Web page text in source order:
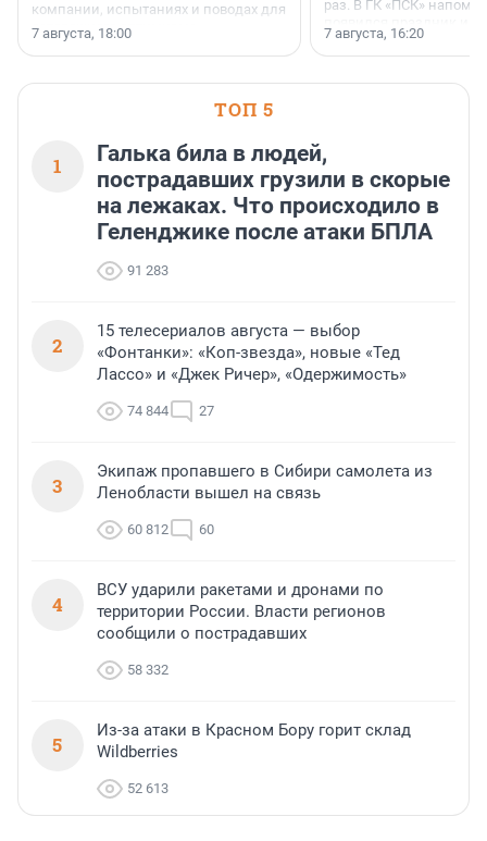
компании, испытаниях и поводах для
осторожного оптимизма.
7 августа, 18:00
раз. В ГК «ПСК»
поменялась роль
7 августа, 16:20
ТОП 5
1
Галька била в людей,
пострадавших грузили в скорые
на лежаках. Что происходило в
Геленджике после атаки БПЛА
91 283
2
15 телесериалов августа — выбор
«Фонтанки»: «Коп-звезда», новые «Тед
Лассо» и «Джек Ричер», «Одержимость»
74 844 27
3
Экипаж пропавшего в Сибири самолета из
Ленобласти вышел на связь
60 812 60
4
ВСУ ударили ракетами и дронами по
территории России. Власти регионов
сообщили о пострадавших
58 332
5
Из-за атаки в Красном Бору горит склад
Wildberries
52 613